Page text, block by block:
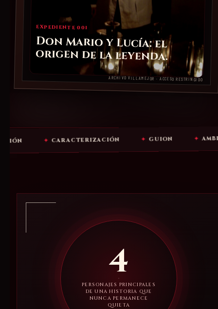
EXPEDIENTE 001
Don Mario y Lucía: el
origen de la leyenda.
ARCHIVO VILLAMEJOR · ACCESO RESTRINGIDO
CARACTERIZACIÓN ✦GUION ✦AMBIENTACIÓN
4
PERSONAJES PRINCIPALES
DE UNA HISTORIA QUE
NUNCA PERMANECE
QUIETA